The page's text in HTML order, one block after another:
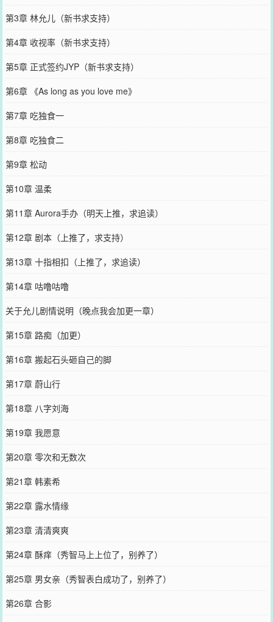
第3章 林允儿（新书求支持）
第4章 收视率（新书求支持）
第5章 正式签约JYP（新书求支持）
第6章 《As long as you love me》
第7章 吃独食一
第8章 吃独食二
第9章 松动
第10章 温柔
第11章 Aurora手办（明天上推，求追读）
第12章 剧本（上推了，求支持）
第13章 十指相扣（上推了，求追读）
第14章 咕噜咕噜
关于允儿剧情说明（晚点我会加更一章）
第15章 路痴（加更）
第16章 搬起石头砸自己的脚
第17章 蔚山行
第18章 八字刘海
第19章 我愿意
第20章 零次和无数次
第21章 韩素希
第22章 露水情缘
第23章 清清爽爽
第24章 酥痒（秀智马上上位了，别养了）
第25章 男女亲（秀智表白成功了，别养了）
第26章 合影